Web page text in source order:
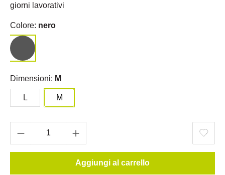
giorni lavorativi
Colore: nero
Dimensioni: M
L M
Aggiungi al carrello